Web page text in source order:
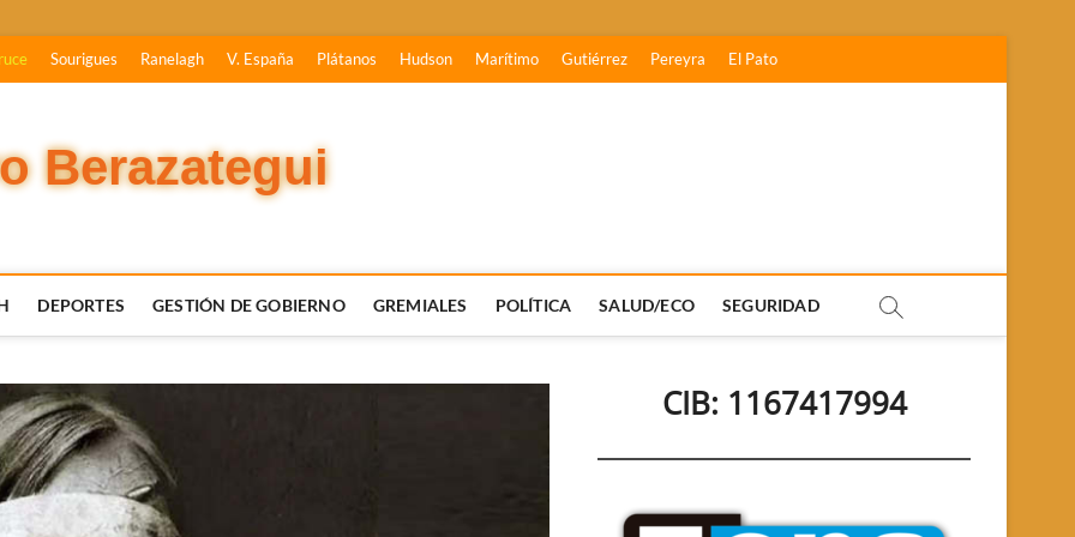
Sourigues Ranelagh V. España Plátanos Hudson Marítimo Gutiérrez Pereyra El Pato
Berazategui
DEPORTES GESTIÓN DE GOBIERNO GREMIALES POLÍTICA SALUD/ECO SEGURIDAD
CIB: 1167417994